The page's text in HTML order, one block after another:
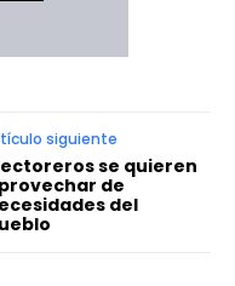
siguiente
se quieren
de
del